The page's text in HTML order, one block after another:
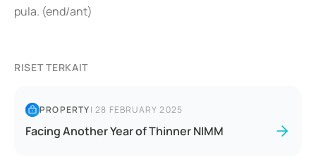
pula. (end/ant)
RISET TERKAIT
PROPERTY|28 FEBRUARY 2025
Facing Another Year of Thinner NIMM